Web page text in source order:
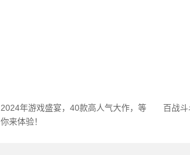
2024年游戏盛宴，40款高人气大作，等
你来体验！
百战